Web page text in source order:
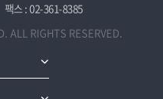
팩스 : 02-361-8385
ALL RIGHTS RESERVED.